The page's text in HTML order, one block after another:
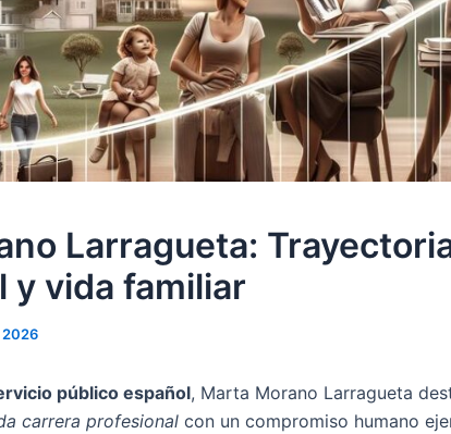
Larragueta:
y vida familiar
2026
público español, Marta Morano Larragueta
carrera profesional con un compromiso humano